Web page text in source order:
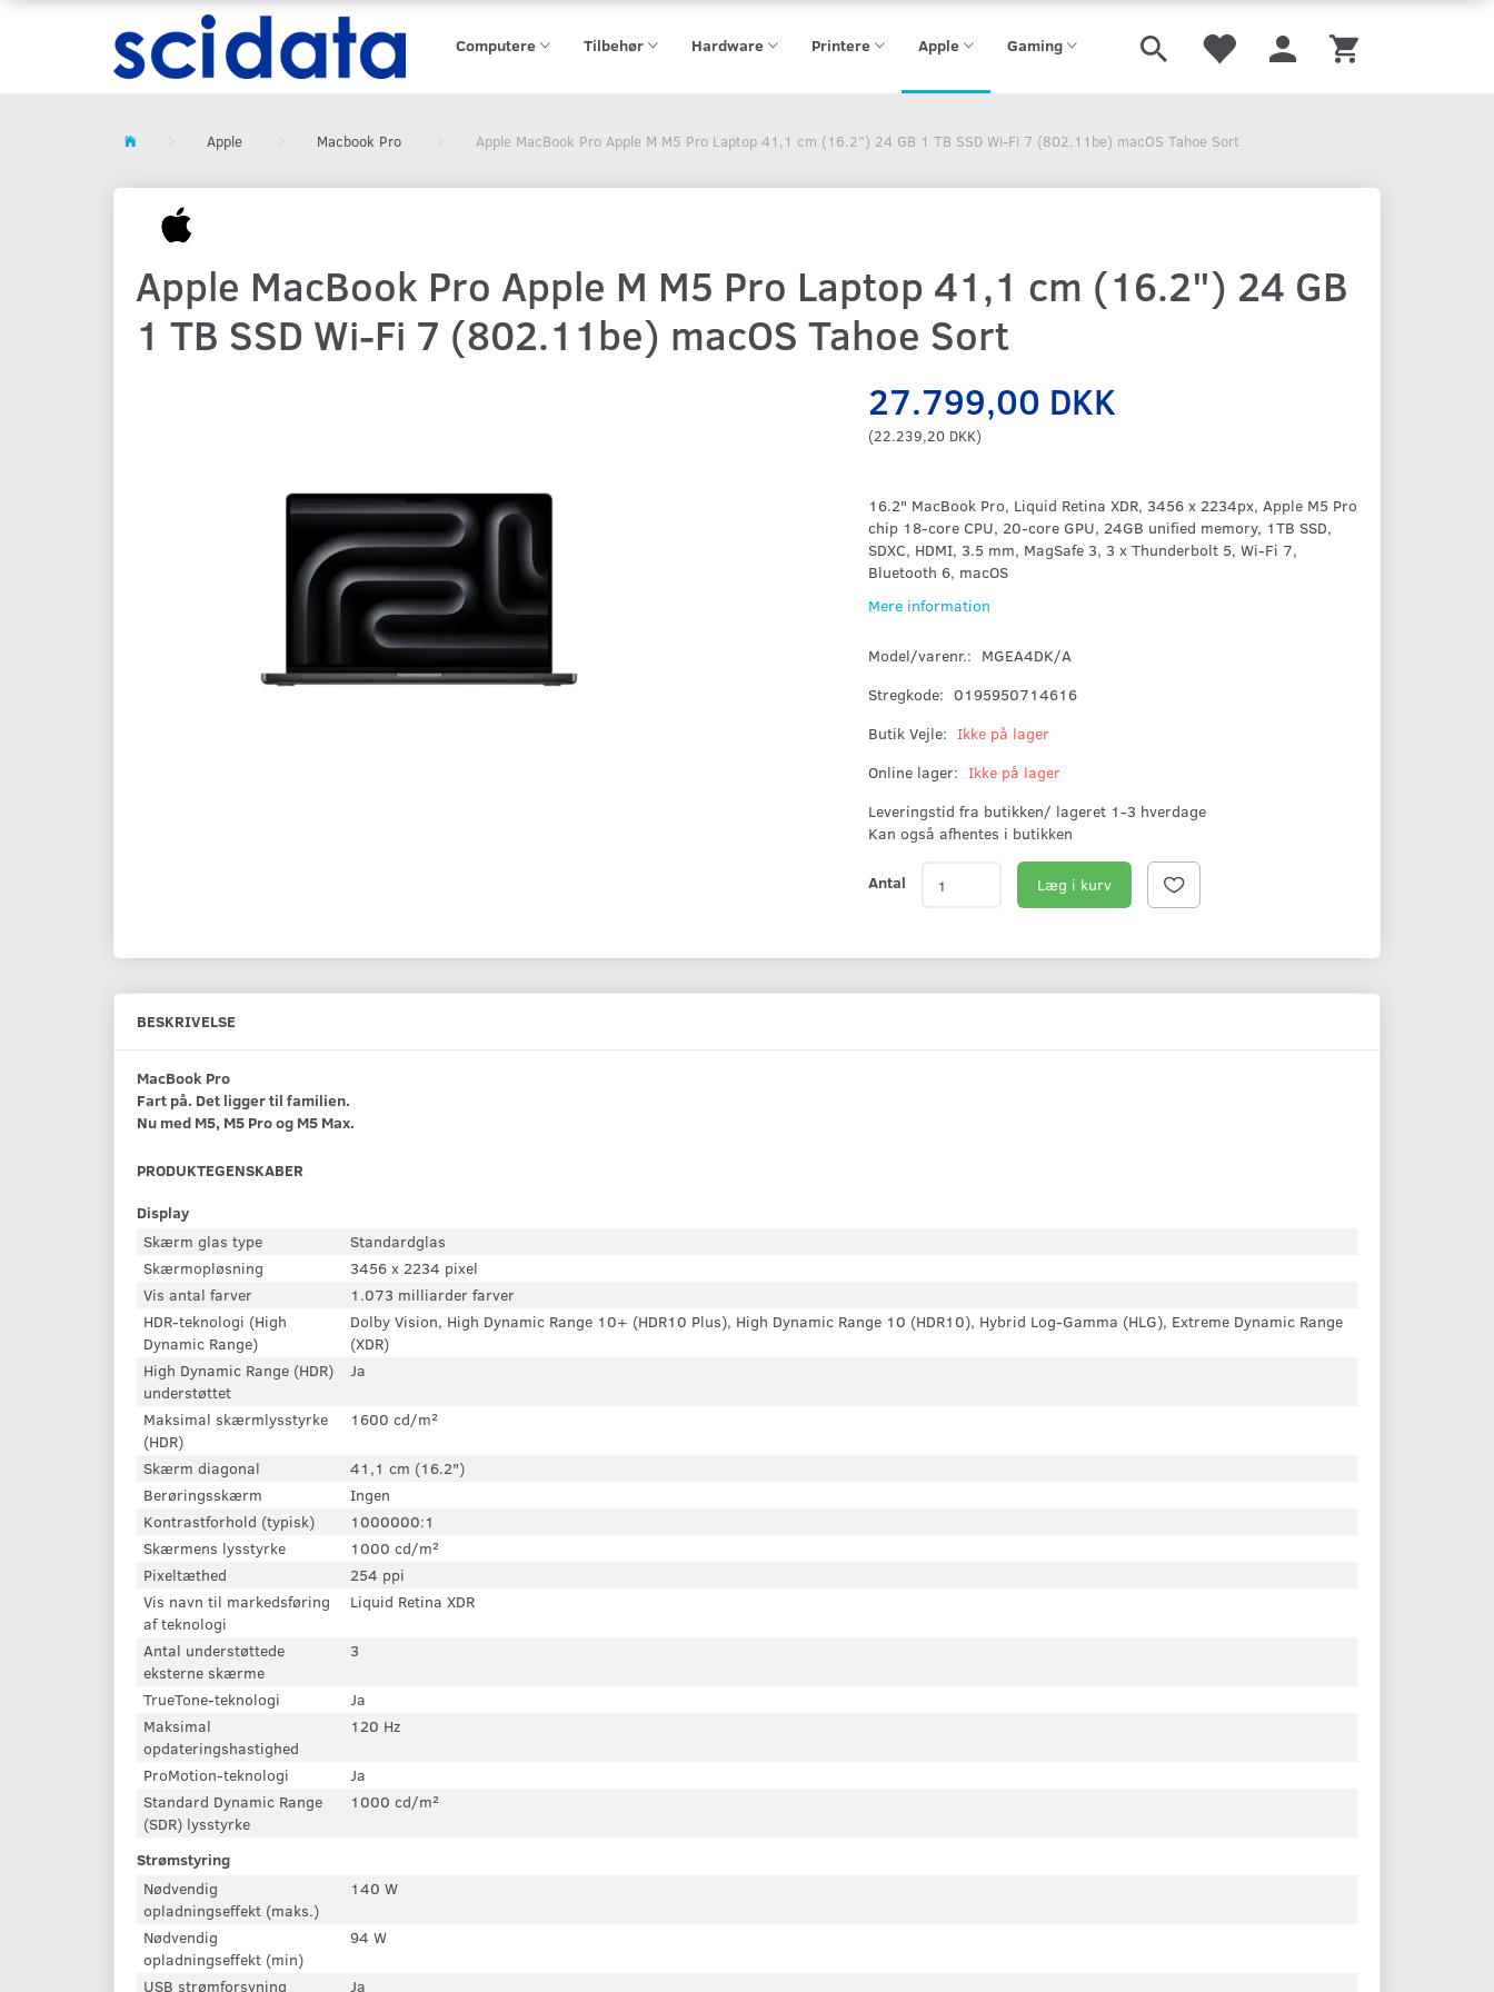
Computere Tilbehør Hardware Printere Apple Gaming
Apple Macbook Pro Apple MacBook Pro Apple M M5 Pro Laptop 41,1 cm (16.2") 24 GB 1 TB SSD Wi-Fi 7 (802.11be) macOS Tahoe Sort
Apple MacBook Pro Apple M M5 Pro Laptop 41,1 cm (16.2") 24 GB
1 TB SSD Wi-Fi 7 (802.11be) macOS Tahoe Sort
27.799,00 DKK
(22.239,20 DKK)
16.2" MacBook Pro, Liquid Retina XDR, 3456 x 2234px, Apple M5 Pro
chip 18-core CPU, 20-core GPU, 24GB unified memory, 1TB SSD,
SDXC, HDMI, 3.5 mm, MagSafe 3, 3 x Thunderbolt 5, Wi-Fi 7,
Bluetooth 6, macOS
Mere information
Model/varenr.: MGEA4DK/A
Stregkode: 0195950714616
Butik Vejle: Ikke på lager
Online lager: Ikke på lager
Leveringstid fra butikken/ lageret 1-3 hverdage
Kan også afhentes i butikken
Antal Læg i kurv
BESKRIVELSE
MacBook Pro
Fart på. Det ligger til familien.
Nu med M5, M5 Pro og M5 Max.
PRODUKTEGENSKABER
Display
Skærm glas type
Standardglas
Skærmopløsning
3456 x 2234 pixel
Vis antal farver
1.073 milliarder farver
HDR-teknologi (High
Dynamic Range)
Dolby Vision, High Dynamic Range 10+ (HDR10 Plus), High Dynamic Range 10 (HDR10), Hybrid Log-Gamma (HLG), Extreme Dynamic Range
(XDR)
High Dynamic Range (HDR)
understøttet
Ja
Maksimal skærmlysstyrke
(HDR)
1600 cd/m²
Skærm diagonal
41,1 cm (16.2")
Berøringsskærm
Ingen
Kontrastforhold (typisk)
1000000:1
Skærmens lysstyrke
1000 cd/m²
Pixeltæthed
254 ppi
Vis navn til markedsføring
af teknologi
Liquid Retina XDR
Antal understøttede
eksterne skærme
3
TrueTone-teknologi
Ja
Maksimal
opdateringshastighed
120 Hz
ProMotion-teknologi
Ja
Standard Dynamic Range
(SDR) lysstyrke
1000 cd/m²
Strømstyring
Nødvendig
opladningseffekt (maks.)
140 W
Nødvendig
opladningseffekt (min)
94 W
USB strømforsyning
Ja